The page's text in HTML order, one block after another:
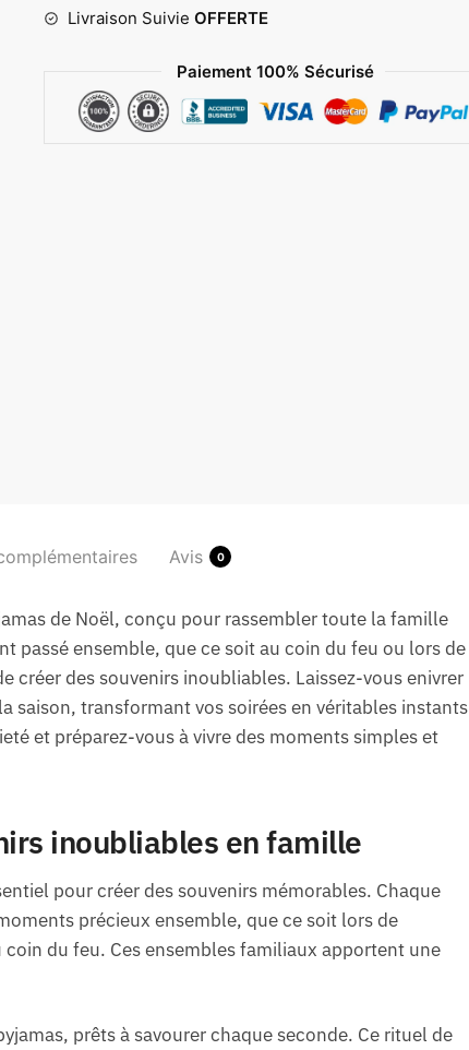
Livraison Suivie OFFERTE
Paiement 100% Sécurisé
Avis 0
de Noël, conçu pour rassembler toute la famille
passé ensemble, que ce soit au coin du feu ou lors de
créer des souvenirs inoubliables. Laissez-vous enivrer
saison, transformant vos soirées en véritables instants
et préparez-vous à vivre des moments simples et
inoubliables en famille
pour créer des souvenirs mémorables. Chaque
précieux ensemble, que ce soit lors de
coin du feu. Ces ensembles familiaux apportent une
prêts à savourer chaque seconde. Ce rituel de